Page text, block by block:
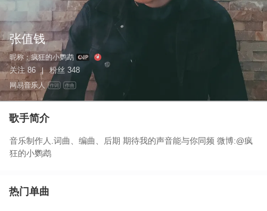
张值钱
昵称：疯狂的小鹦鹉
关注 86 | 粉丝 348
网易音乐人 作词 作曲
歌手简介
音乐制作人.词曲、编曲、后期 期待我的声音能与你同频 微博:@疯
狂的小鹦鹉
热门单曲